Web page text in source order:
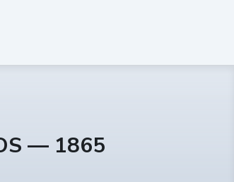
— 1865